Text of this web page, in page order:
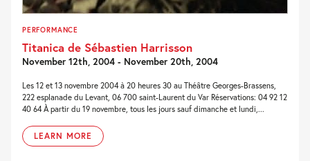
PERFORMANCE
Titanica de Sébastien Harrisson
November 12th, 2004 - November 20th, 2004
Les 12 et 13 novembre 2004 à 20 heures 30 au Théâtre Georges-Brassens,
222 esplanade du Levant, 06 700 saint-Laurent du Var Réservations: 04 92 12
40 64 À partir du 19 novembre, tous les jours sauf dimanche et lundi,...
LEARN MORE